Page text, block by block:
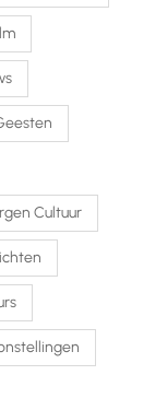
Cultuur